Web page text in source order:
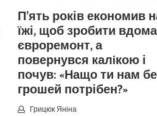
П’ять років економив
їжі, щоб зробити вдома
євроремонт, а
повернувся калiкою і
почув: «Нащо ти нам
грошей потрібен?»
Грицюк Яніна